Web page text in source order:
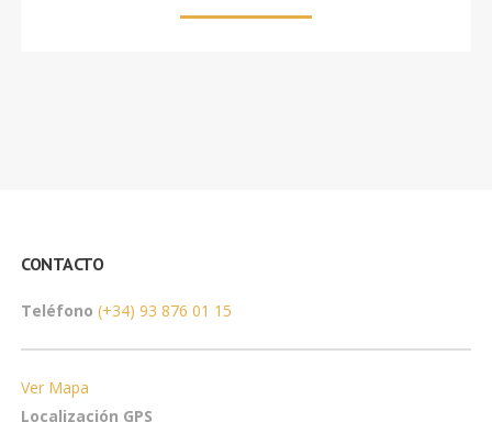
CONTACTO
Teléfono (+34) 93 876 01 15
Ver Mapa
Localización GPS